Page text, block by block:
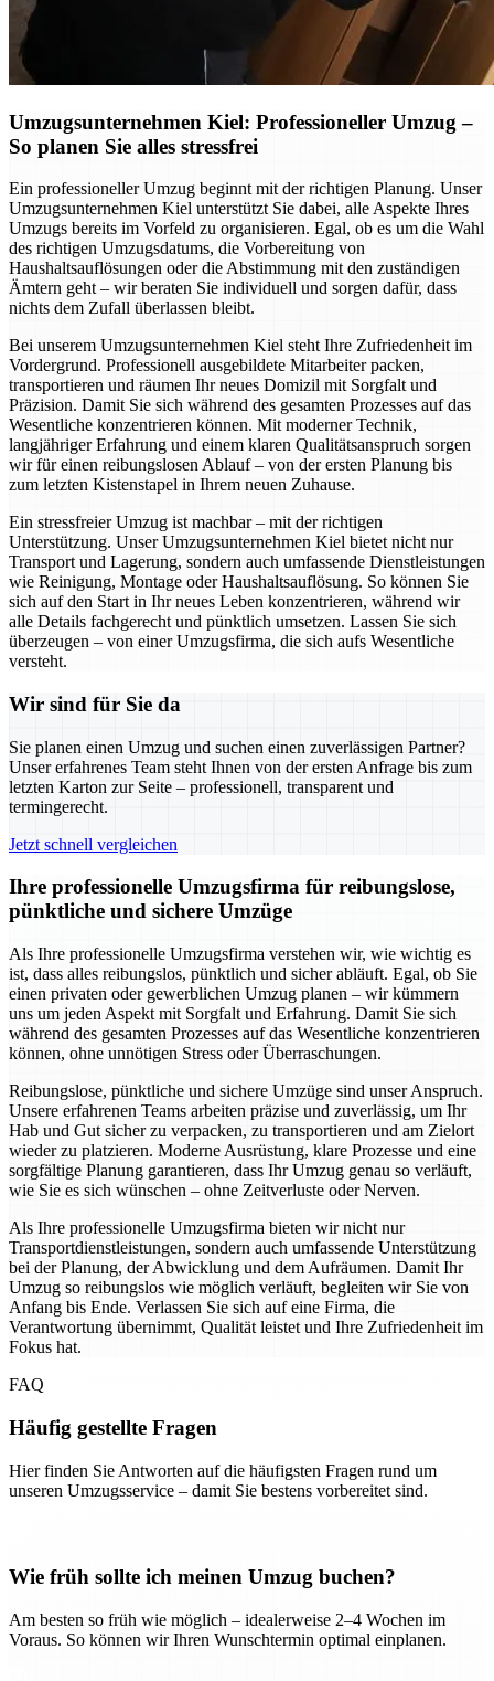
Umzugsunternehmen Kiel: Professioneller Umzug –
So planen Sie alles stressfrei
Ein professioneller Umzug beginnt mit der richtigen Planung. Unser
Umzugsunternehmen Kiel unterstützt Sie dabei, alle Aspekte Ihres
Umzugs bereits im Vorfeld zu organisieren. Egal, ob es um die Wahl
des richtigen Umzugsdatums, die Vorbereitung von
Haushaltsauflösungen oder die Abstimmung mit den zuständigen
Ämtern geht – wir beraten Sie individuell und sorgen dafür, dass
nichts dem Zufall überlassen bleibt.
Bei unserem Umzugsunternehmen Kiel steht Ihre Zufriedenheit im
Vordergrund. Professionell ausgebildete Mitarbeiter packen,
transportieren und räumen Ihr neues Domizil mit Sorgfalt und
Präzision. Damit Sie sich während des gesamten Prozesses auf das
Wesentliche konzentrieren können. Mit moderner Technik,
langjähriger Erfahrung und einem klaren Qualitätsanspruch sorgen
wir für einen reibungslosen Ablauf – von der ersten Planung bis
zum letzten Kistenstapel in Ihrem neuen Zuhause.
Ein stressfreier Umzug ist machbar – mit der richtigen
Unterstützung. Unser Umzugsunternehmen Kiel bietet nicht nur
Transport und Lagerung, sondern auch umfassende Dienstleistungen
wie Reinigung, Montage oder Haushaltsauflösung. So können Sie
sich auf den Start in Ihr neues Leben konzentrieren, während wir
alle Details fachgerecht und pünktlich umsetzen. Lassen Sie sich
überzeugen – von einer Umzugsfirma, die sich aufs Wesentliche
versteht.
Wir sind für Sie da
Sie planen einen Umzug und suchen einen zuverlässigen Partner?
Unser erfahrenes Team steht Ihnen von der ersten Anfrage bis zum
letzten Karton zur Seite – professionell, transparent und
termingerecht.
Jetzt schnell vergleichen
Ihre professionelle Umzugsfirma für reibungslose,
pünktliche und sichere Umzüge
Als Ihre professionelle Umzugsfirma verstehen wir, wie wichtig es
ist, dass alles reibungslos, pünktlich und sicher abläuft. Egal, ob Sie
einen privaten oder gewerblichen Umzug planen – wir kümmern
uns um jeden Aspekt mit Sorgfalt und Erfahrung. Damit Sie sich
während des gesamten Prozesses auf das Wesentliche konzentrieren
können, ohne unnötigen Stress oder Überraschungen.
Reibungslose, pünktliche und sichere Umzüge sind unser Anspruch.
Unsere erfahrenen Teams arbeiten präzise und zuverlässig, um Ihr
Hab und Gut sicher zu verpacken, zu transportieren und am Zielort
wieder zu platzieren. Moderne Ausrüstung, klare Prozesse und eine
sorgfältige Planung garantieren, dass Ihr Umzug genau so verläuft,
wie Sie es sich wünschen – ohne Zeitverluste oder Nerven.
Als Ihre professionelle Umzugsfirma bieten wir nicht nur
Transportdienstleistungen, sondern auch umfassende Unterstützung
bei der Planung, der Abwicklung und dem Aufräumen. Damit Ihr
Umzug so reibungslos wie möglich verläuft, begleiten wir Sie von
Anfang bis Ende. Verlassen Sie sich auf eine Firma, die
Verantwortung übernimmt, Qualität leistet und Ihre Zufriedenheit im
Fokus hat.
FAQ
Häufig gestellte Fragen
Hier finden Sie Antworten auf die häufigsten Fragen rund um
unseren Umzugsservice – damit Sie bestens vorbereitet sind.
Wie früh sollte ich meinen Umzug buchen?
Am besten so früh wie möglich – idealerweise 2–4 Wochen im
Voraus. So können wir Ihren Wunschtermin optimal einplanen.